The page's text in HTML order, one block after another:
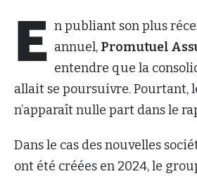
E n publiant son plus
annuel, Promutuel
entendre que la
allait se poursuivre. Pourtant,
n’apparaît nulle part dans le
Dans le cas des nouvelles
ont été créées en 2024, le